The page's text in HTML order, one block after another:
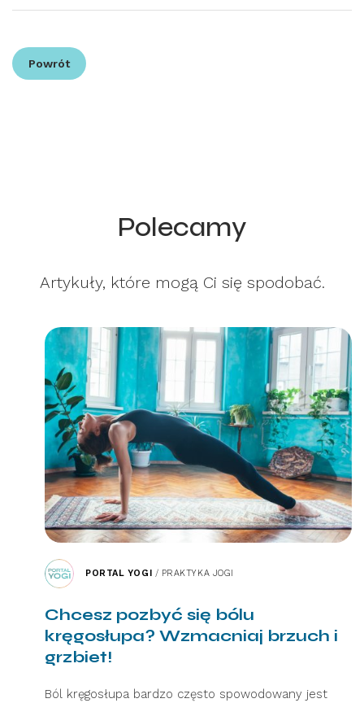
Powrót
Polecamy
Artykuły, które mogą Ci się spodobać.
PORTAL YOGI / PRAKTYKA JOGI
Chcesz pozbyć się bólu
kręgosłupa? Wzmacniaj brzuch i
grzbiet!
Ból kręgosłupa bardzo często spowodowany jest